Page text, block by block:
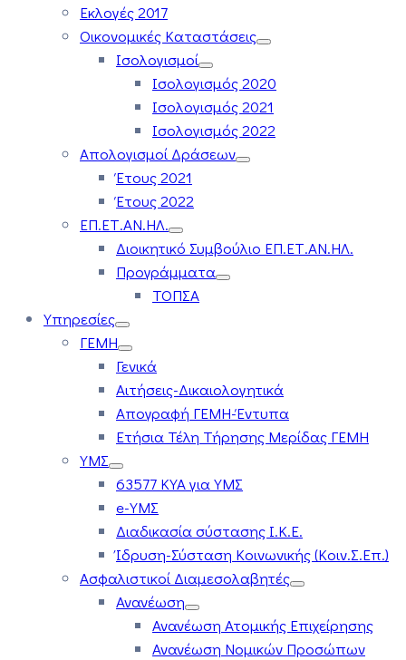
Εκλογές 2017
Οικονομικές Καταστάσεις
Ισολογισμοί
Ισολογισμός 2020
Ισολογισμός 2021
Ισολογισμός 2022
Απολογισμοί Δράσεων
Έτους 2021
Έτους 2022
ΕΠ.ΕΤ.ΑΝ.ΗΛ.
Διοικητικό Συμβούλιο ΕΠ.ΕΤ.ΑΝ.ΗΛ.
Προγράμματα
ΤΟΠΣΑ
Υπηρεσίες
ΓΕΜΗ
Γενικά
Αιτήσεις-Δικαιολογητικά
Απογραφή ΓΕΜΗ-Έντυπα
Ετήσια Τέλη Τήρησης Μερίδας ΓΕΜΗ
ΥΜΣ
63577 ΚΥΑ για ΥΜΣ
e-ΥΜΣ
Διαδικασία σύστασης Ι.Κ.Ε.
Ίδρυση-Σύσταση Κοινωνικής (Κοιν.Σ.Επ.)
Ασφαλιστικοί Διαμεσολαβητές
Ανανέωση
Ανανέωση Ατομικής Επιχείρησης
Ανανέωση Νομικών Προσώπων